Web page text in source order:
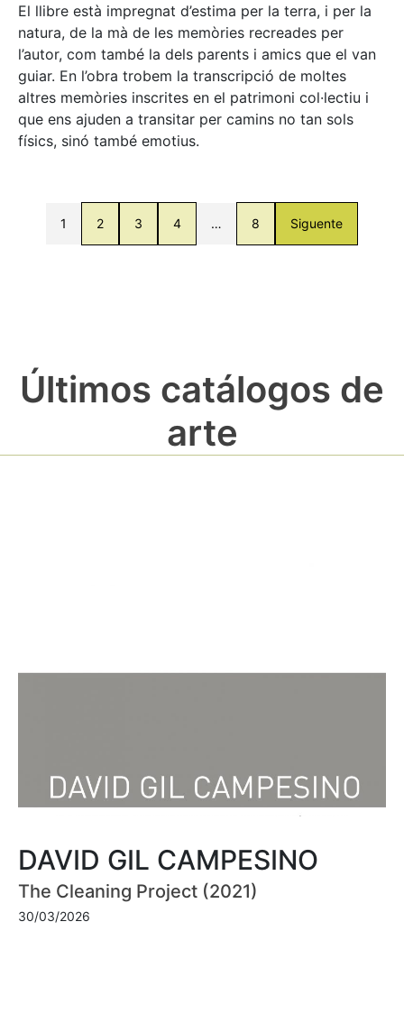
El llibre està impregnat d’estima per la terra, i per la
natura, de la mà de les memòries recreades per
l’autor, com també la dels parents i amics que el van
guiar. En l’obra trobem la transcripció de moltes
altres memòries inscrites en el patrimoni col·lectiu i
que ens ajuden a transitar per camins no tan sols
físics, sinó també emotius.
1 2 3 4 … 8 Siguente
Últimos catálogos de
arte
DAVID GIL CAMPESINO
The Cleaning Project (2021)
30/03/2026